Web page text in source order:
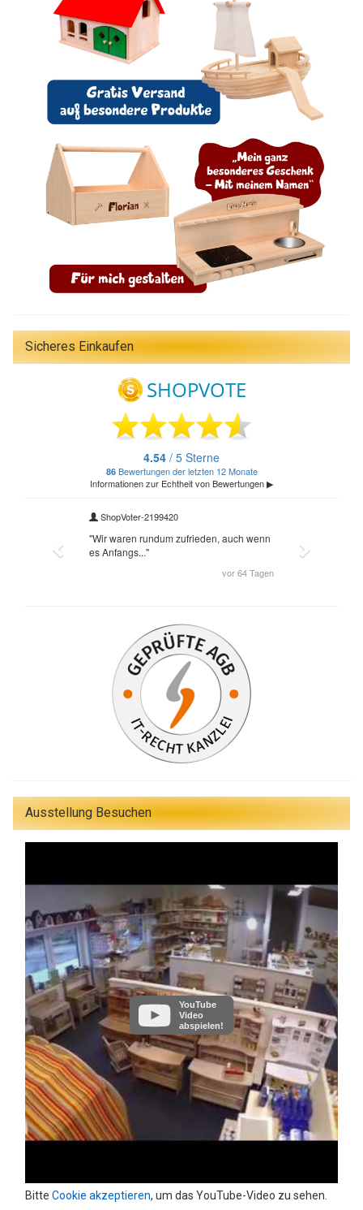
Sicheres Einkaufen
Ausstellung Besuchen
YouTube
Video
abspielen!
Bitte Cookie akzeptieren, um das YouTube-Video zu sehen.